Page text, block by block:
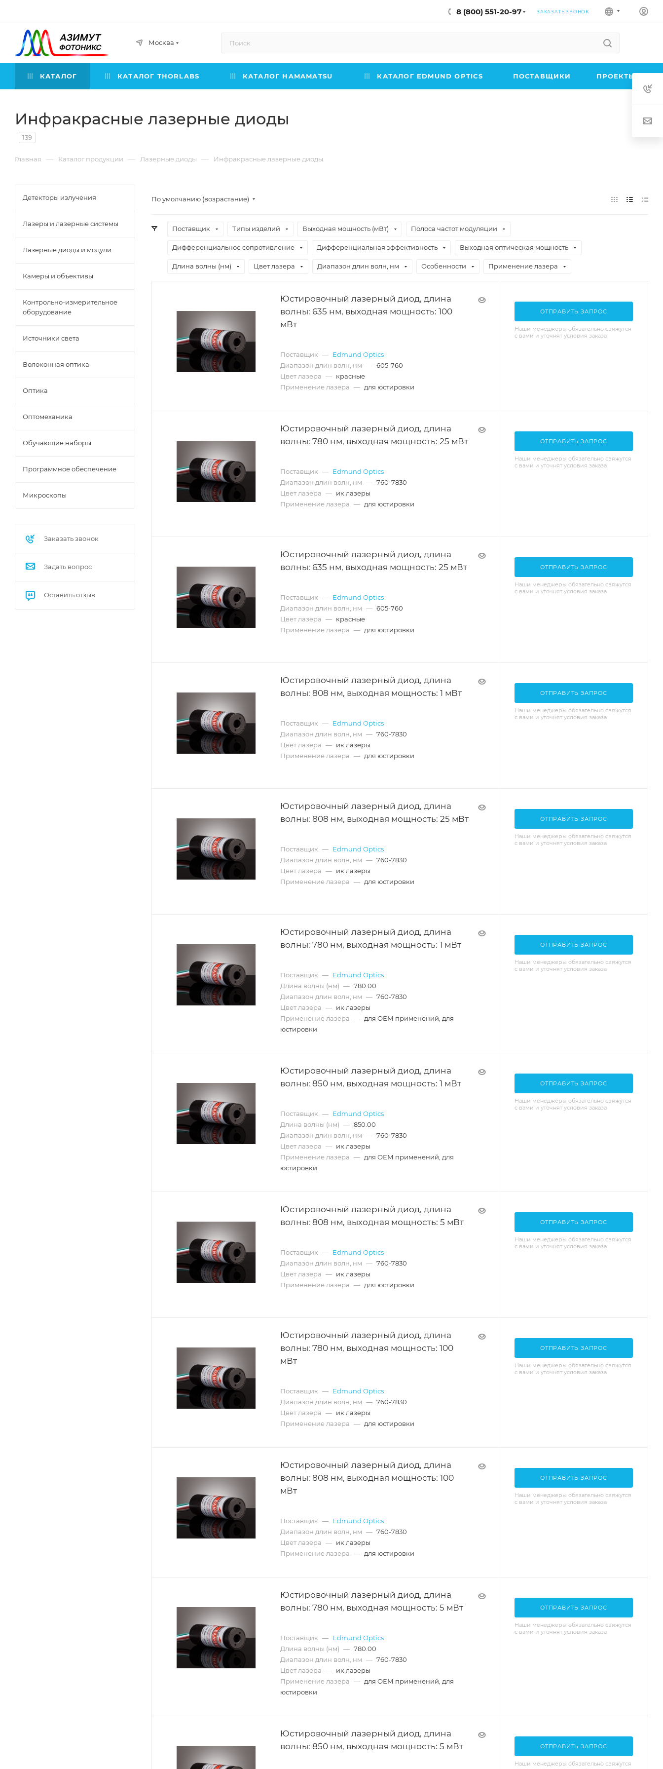
8 (800) 551-20-97 ЗАКАЗАТЬ ЗВОНОК
Москва
КАТАЛОГ КАТАЛОГ THORLABS КАТАЛОГ HAMAMATSU КАТАЛОГ EDMUND OPTICS ПОСТАВЩИКИ ПРОЕКТЫ
Инфракрасные лазерные диоды
139
Главная — Каталог продукции — Лазерные диоды — Инфракрасные лазерные диоды
По умолчанию (возрастание)
Поставщик Типы изделий Выходная мощность (мВт) Полоса частот модуляции
Дифференциальное сопротивление Дифференциальная эффективность Выходная оптическая мощность
Длина волны (нм) Цвет лазера Диапазон длин волн, нм Особенности Применение лазера
Юстировочный лазерный диод, длина
волны: 635 нм, выходная мощность: 100
мВт
Поставщик — Edmund Optics
Диапазон длин волн, нм — 605-760
Цвет лазера — красные
Применение лазера — для юстировки
ОТПРАВИТЬ ЗАПРОС
Наши менеджеры обязательно свяжутся
с вами и уточнят условия заказа
Юстировочный лазерный диод, длина
волны: 780 нм, выходная мощность: 25 мВт
Поставщик — Edmund Optics
Диапазон длин волн, нм — 760-7830
Цвет лазера — ик лазеры
Применение лазера — для юстировки
ОТПРАВИТЬ ЗАПРОС
Наши менеджеры обязательно свяжутся
с вами и уточнят условия заказа
Юстировочный лазерный диод, длина
волны: 635 нм, выходная мощность: 25 мВт
Поставщик — Edmund Optics
Диапазон длин волн, нм — 605-760
Цвет лазера — красные
Применение лазера — для юстировки
ОТПРАВИТЬ ЗАПРОС
Наши менеджеры обязательно свяжутся
с вами и уточнят условия заказа
Юстировочный лазерный диод, длина
волны: 808 нм, выходная мощность: 1 мВт
Поставщик — Edmund Optics
Диапазон длин волн, нм — 760-7830
Цвет лазера — ик лазеры
Применение лазера — для юстировки
ОТПРАВИТЬ ЗАПРОС
Наши менеджеры обязательно свяжутся
с вами и уточнят условия заказа
Юстировочный лазерный диод, длина
волны: 808 нм, выходная мощность: 25 мВт
Поставщик — Edmund Optics
Диапазон длин волн, нм — 760-7830
Цвет лазера — ик лазеры
Применение лазера — для юстировки
ОТПРАВИТЬ ЗАПРОС
Наши менеджеры обязательно свяжутся
с вами и уточнят условия заказа
Юстировочный лазерный диод, длина
волны: 780 нм, выходная мощность: 1 мВт
Поставщик — Edmund Optics
Длина волны (нм) — 780.00
Диапазон длин волн, нм — 760-7830
Цвет лазера — ик лазеры
Применение лазера — для ОЕМ применений, для
юстировки
ОТПРАВИТЬ ЗАПРОС
Наши менеджеры обязательно свяжутся
с вами и уточнят условия заказа
Юстировочный лазерный диод, длина
волны: 850 нм, выходная мощность: 1 мВт
Поставщик — Edmund Optics
Длина волны (нм) — 850.00
Диапазон длин волн, нм — 760-7830
Цвет лазера — ик лазеры
Применение лазера — для ОЕМ применений, для
юстировки
ОТПРАВИТЬ ЗАПРОС
Наши менеджеры обязательно свяжутся
с вами и уточнят условия заказа
Юстировочный лазерный диод, длина
волны: 808 нм, выходная мощность: 5 мВт
Поставщик — Edmund Optics
Диапазон длин волн, нм — 760-7830
Цвет лазера — ик лазеры
Применение лазера — для юстировки
ОТПРАВИТЬ ЗАПРОС
Наши менеджеры обязательно свяжутся
с вами и уточнят условия заказа
Юстировочный лазерный диод, длина
волны: 780 нм, выходная мощность: 100
мВт
Поставщик — Edmund Optics
Диапазон длин волн, нм — 760-7830
Цвет лазера — ик лазеры
Применение лазера — для юстировки
ОТПРАВИТЬ ЗАПРОС
Наши менеджеры обязательно свяжутся
с вами и уточнят условия заказа
Юстировочный лазерный диод, длина
волны: 808 нм, выходная мощность: 100
мВт
Поставщик — Edmund Optics
Диапазон длин волн, нм — 760-7830
Цвет лазера — ик лазеры
Применение лазера — для юстировки
ОТПРАВИТЬ ЗАПРОС
Наши менеджеры обязательно свяжутся
с вами и уточнят условия заказа
Юстировочный лазерный диод, длина
волны: 780 нм, выходная мощность: 5 мВт
Поставщик — Edmund Optics
Длина волны (нм) — 780.00
Диапазон длин волн, нм — 760-7830
Цвет лазера — ик лазеры
Применение лазера — для ОЕМ применений, для
юстировки
ОТПРАВИТЬ ЗАПРОС
Наши менеджеры обязательно свяжутся
с вами и уточнят условия заказа
Юстировочный лазерный диод, длина
волны: 850 нм, выходная мощность: 5 мВт
ОТПРАВИТЬ ЗАПРОС
Наши менеджеры обязательно свяжутся
Детекторы излучения
Лазеры и лазерные системы
Лазерные диоды и модули
Камеры и объективы
Контрольно-измерительное
оборудование
Источники света
Волоконная оптика
Оптика
Оптомеханика
Обучающие наборы
Программное обеспечение
Микроскопы
Заказать звонок
Задать вопрос
Оставить отзыв